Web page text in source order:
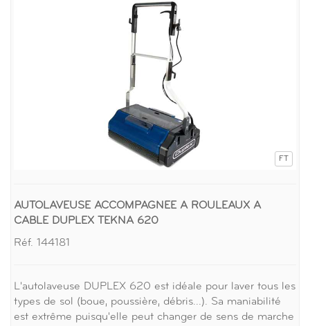
FT
AUTOLAVEUSE ACCOMPAGNEE A ROULEAUX A
CABLE DUPLEX TEKNA 620
Réf. 144181
L'autolaveuse DUPLEX 620 est idéale pour laver tous les
types de sol (boue, poussière, débris...). Sa maniabilité
est extrême puisqu'elle peut changer de sens de marche